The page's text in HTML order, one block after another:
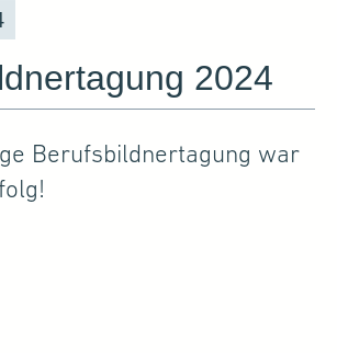
2024
Berufsbildnertagung war